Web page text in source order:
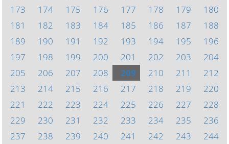
173
174 175 176 177 178 179
180
181
182 183 184 185 186 187
188
189
190 191 192 193 194 195
196
197
198 199 200 201 202 203
204
205
206 207 208 209 210 211
212
213
214 215 216 217 218 219
220
221
222 223 224 225 226 227
228
229
230 231 232 233 234 235
236
237
238 239 240 241 242 243
244